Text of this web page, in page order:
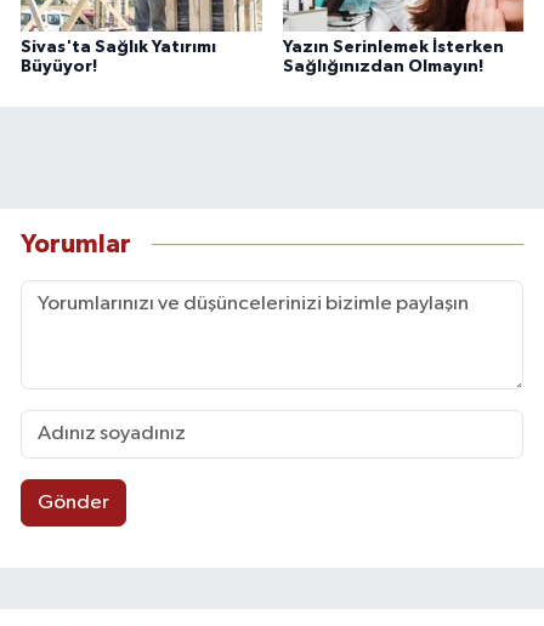
Sivas'ta Sağlık Yatırımı
Büyüyor!
Yazın Serinlemek İsterken
Sağlığınızdan Olmayın!
Yorumlar
Gönder